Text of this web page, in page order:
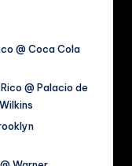
@ Coca Cola
@ Palacio de